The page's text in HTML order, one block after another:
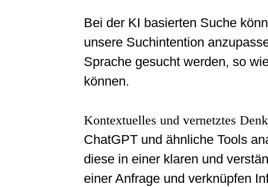
Bei der KI basierten Suche
unsere Suchintention
Sprache gesucht werden, so
können.
Kontextuelles und vernetztes
ChatGPT und ähnliche Tools
diese in einer klaren und
einer Anfrage und verknüpfen